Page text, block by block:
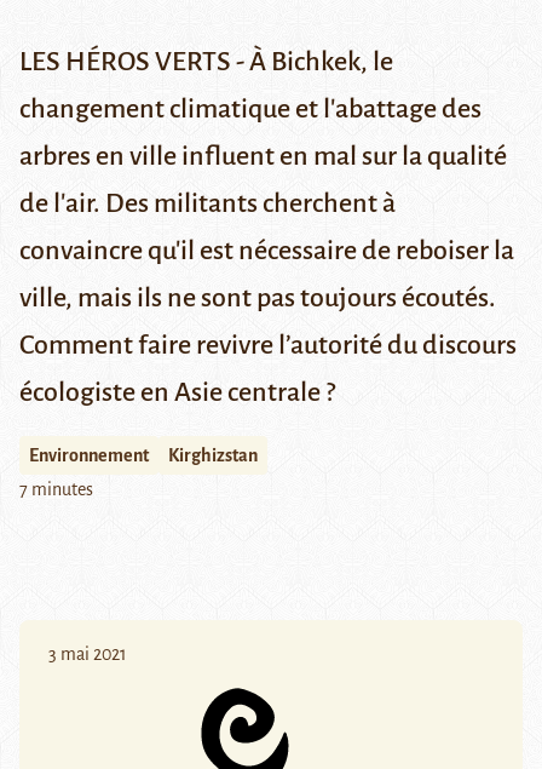
LES HÉROS VERTS - À Bichkek, le
changement climatique et l'abattage des
arbres en ville influent en mal sur la qualité
de l'air. Des militants cherchent à
convaincre qu'il est nécessaire de reboiser la
ville, mais ils ne sont pas toujours écoutés.
Comment faire revivre l’autorité du discours
écologiste en Asie centrale ?
Environnement
Kirghizstan
7 minutes
3 mai 2021